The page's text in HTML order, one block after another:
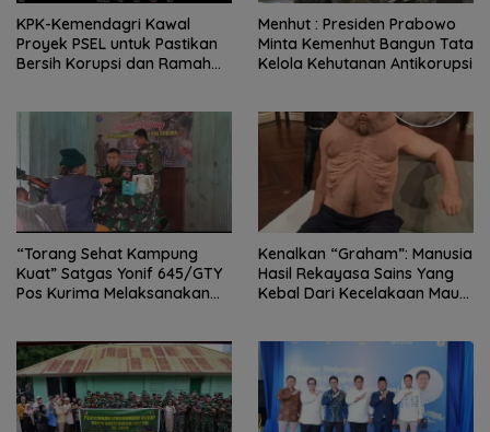
KPK-Kemendagri Kawal
Proyek PSEL untuk Pastikan
Bersih Korupsi dan Ramah
Menhut : Presiden Prabowo
Minta Kemenhut Bangun Tata
Kelola Kehutanan Antikorupsi
“Torang Sehat Kampung
Kuat” Satgas Yonif 645/GTY
Pos Kurima Melaksanakan
Kenalkan “Graham”: Manusia
Hasil Rekayasa Sains Yang
Kebal Dari Kecelakaan Maut